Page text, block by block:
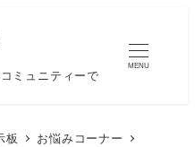
ミュニティーで
MENU
板
お悩みコーナー